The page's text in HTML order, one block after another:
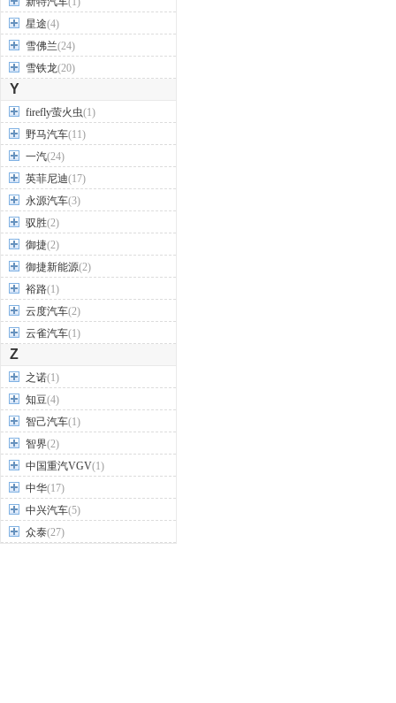
星途(4)
雪佛兰(24)
雪铁龙(20)
Y
firefly萤火虫(1)
野马汽车(11)
一汽(24)
英菲尼迪(17)
永源汽车(3)
驭胜(2)
御捷(2)
御捷新能源(2)
裕路(1)
云度汽车(2)
云雀汽车(1)
Z
之诺(1)
知豆(4)
智己汽车(1)
智界(2)
中国重汽VGV(1)
中华(17)
中兴汽车(5)
众泰(27)